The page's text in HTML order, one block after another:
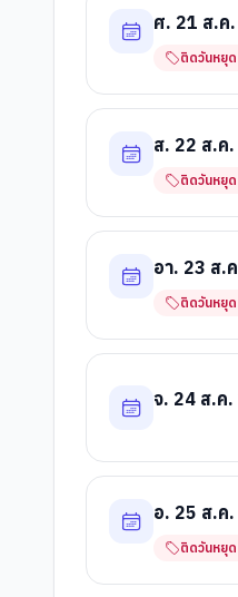
ศ. 21 ส.ค
ติดวันหยุด
ส. 22 ส.ค
ติดวันหยุด
อา. 23 ส.
ติดวันหยุด
จ. 24 ส.ค.
อ. 25 ส.ค
ติดวันหยุด